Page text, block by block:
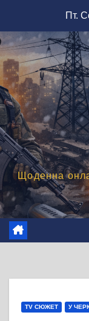
вмісту
Пт.
Щоденна
TV СЮЖЕТ У